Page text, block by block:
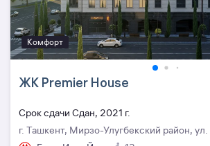
Комфорт
ЖК Premier House
Cрок сдачи Сдан, 2021 г.
г. Ташкент, Мирзо-Улугбекский район,